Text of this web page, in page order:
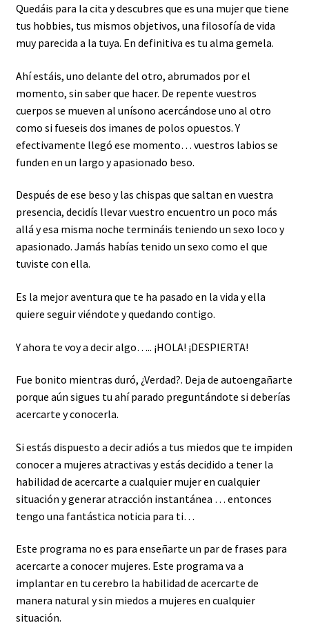
Quedáis para la cita y descubres que es una mujer que tiene
tus hobbies, tus mismos objetivos, una filosofía de vida
muy parecida a la tuya. En definitiva es tu alma gemela.
Ahí estáis, uno delante del otro, abrumados por el
momento, sin saber que hacer. De repente vuestros
cuerpos se mueven al unísono acercándose uno al otro
como si fueseis dos imanes de polos opuestos. Y
efectivamente llegó ese momento… vuestros labios se
funden en un largo y apasionado beso.
Después de ese beso y las chispas que saltan en vuestra
presencia, decidís llevar vuestro encuentro un poco más
allá y esa misma noche termináis teniendo un sexo loco y
apasionado. Jamás habías tenido un sexo como el que
tuviste con ella.
Es la mejor aventura que te ha pasado en la vida y ella
quiere seguir viéndote y quedando contigo.
Y ahora te voy a decir algo….. ¡HOLA! ¡DESPIERTA!
Fue bonito mientras duró, ¿Verdad?. Deja de autoengañarte
porque aún sigues tu ahí parado preguntándote si deberías
acercarte y conocerla.
Si estás dispuesto a decir adiós a tus miedos que te impiden
conocer a mujeres atractivas y estás decidido a tener la
habilidad de acercarte a cualquier mujer en cualquier
situación y generar atracción instantánea … entonces
tengo una fantástica noticia para ti…
Este programa no es para enseñarte un par de frases para
acercarte a conocer mujeres. Este programa va a
implantar en tu cerebro la habilidad de acercarte de
manera natural y sin miedos a mujeres en cualquier
situación.